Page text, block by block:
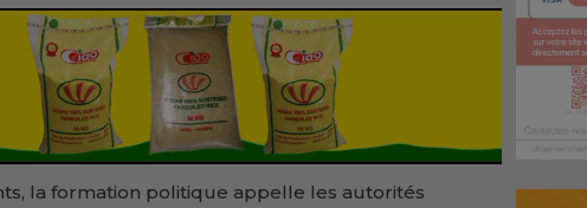
la formation politique appelle les autorités